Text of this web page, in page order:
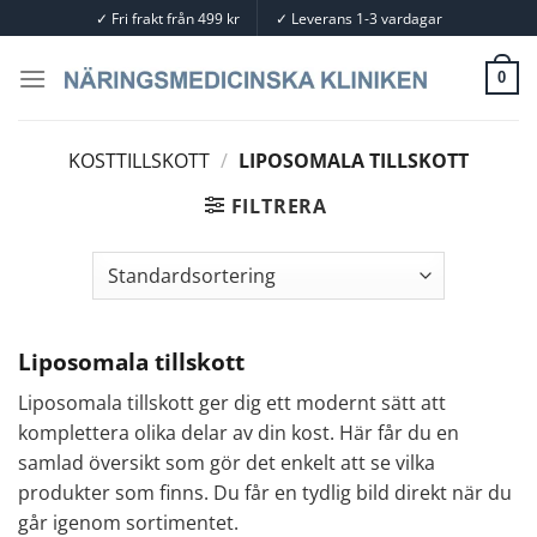
to
content
✓ Fri frakt från 499 kr ✓ Leverans 1-3 vardagar
0
KOSTTILLSKOTT / LIPOSOMALA TILLSKOTT
FILTRERA
Liposomala tillskott
Liposomala tillskott ger dig ett modernt sätt att
komplettera olika delar av din kost. Här får du en
samlad översikt som gör det enkelt att se vilka
produkter som finns. Du får en tydlig bild direkt när du
går igenom sortimentet.